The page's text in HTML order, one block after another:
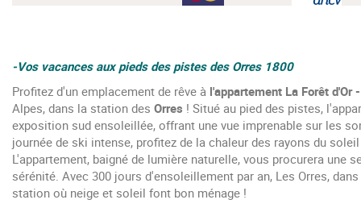
-Vos vacances aux pieds des pistes des Orres 1800
Profitez d'un emplacement de rêve à l'appartement La Forêt d'Or
Alpes, dans la station des Orres ! Situé au pied des pistes,
exposition sud ensoleillée, offrant une vue imprenable sur les
journée de ski intense, profitez de la chaleur des rayons du
L'appartement, baigné de lumière naturelle, vous procurera une
sérénité. Avec 300 jours d'ensoleillement par an, Les Orres,
station où neige et soleil font bon ménage !